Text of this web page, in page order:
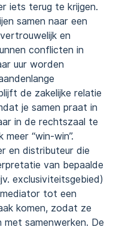
iets terug te krijgen.
samen naar een
en
conflicten in
uur worden
de zakelijke relatie
je samen praat in
in de rechtszaal te
“win-win”.
en distributeur die
van bepaalde
exclusiviteitsgebied)
tot een
komen, zodat ze
samenwerken. De